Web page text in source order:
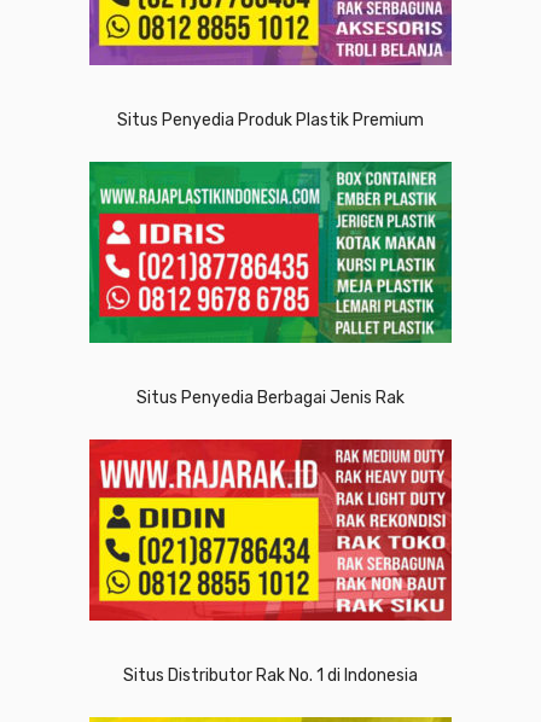
Situs Penyedia Produk Plastik Premium
Situs Penyedia Berbagai Jenis Rak
Situs Distributor Rak No. 1 di Indonesia